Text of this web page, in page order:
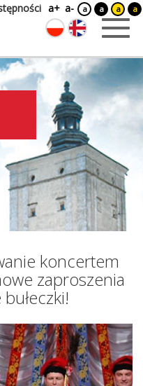
a+ a- a a a a
koncertem
zaproszenia